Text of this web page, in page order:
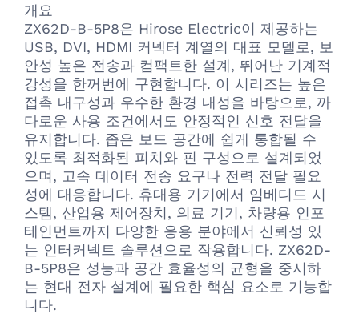
개요
ZX62D-B-5P8은 Hirose Electric이 제공하는
USB, DVI, HDMI 커넥터 계열의 대표 모델로, 보
안성 높은 전송과 컴팩트한 설계, 뛰어난 기계적
강성을 한꺼번에 구현합니다. 이 시리즈는 높은
접촉 내구성과 우수한 환경 내성을 바탕으로, 까
다로운 사용 조건에서도 안정적인 신호 전달을
유지합니다. 좁은 보드 공간에 쉽게 통합될 수
있도록 최적화된 피치와 핀 구성으로 설계되었
으며, 고속 데이터 전송 요구나 전력 전달 필요
성에 대응합니다. 휴대용 기기에서 임베디드 시
스템, 산업용 제어장치, 의료 기기, 차량용 인포
테인먼트까지 다양한 응용 분야에서 신뢰성 있
는 인터커넥트 솔루션으로 작용합니다. ZX62D-
B-5P8은 성능과 공간 효율성의 균형을 중시하
는 현대 전자 설계에 필요한 핵심 요소로 기능합
니다.